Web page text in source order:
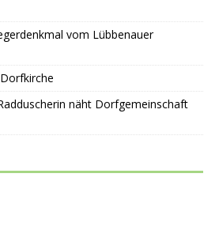
vom Lübbenauer
näht Dorfgemeinschaft